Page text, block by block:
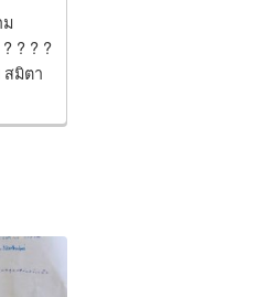
? ? ?
สมิตา
เทศใน
ยนที่